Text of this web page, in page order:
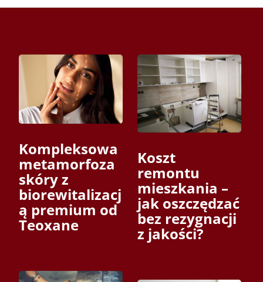
Kompleksowa
metamorfoza
skóry z
biorewitalizacj
ą premium od
Teoxane
Koszt
remontu
mieszkania –
jak oszczędzać
bez rezygnacji
z jakości?